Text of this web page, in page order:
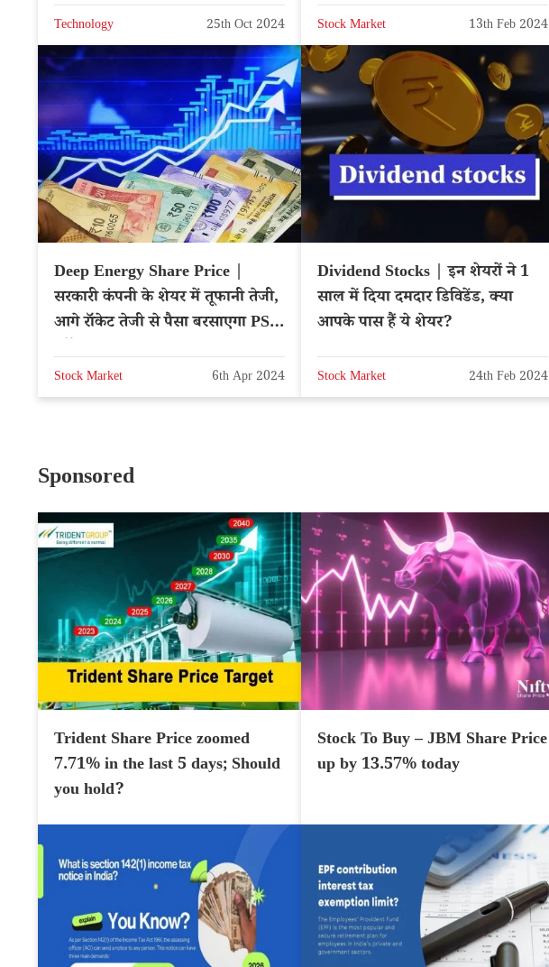
Technology 25th Oct 2024 Stock Market 13th Feb 2024
Deep Energy Share Price |
सरकारी कंपनी के शेयर में तूफानी तेजी,
आगे रॉकेट तेजी से पैसा बरसाएगा PSU
Stock Market 6th Apr 2024
Dividend Stocks | इन शेयरों ने 1
साल में दिया दमदार डिविडेंड, क्या
आपके पास हैं ये शेयर?
Stock Market 24th Feb 2024
Sponsored
Trident Share Price zoomed
7.71% in the last 5 days; Should
you hold?
Stock To Buy – JBM Share Price
up by 13.57% today